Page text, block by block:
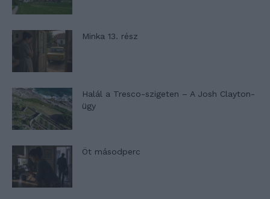
Minka 13. rész
Halál a Tresco-szigeten – A Josh Clayton-
ügy
Öt másodperc